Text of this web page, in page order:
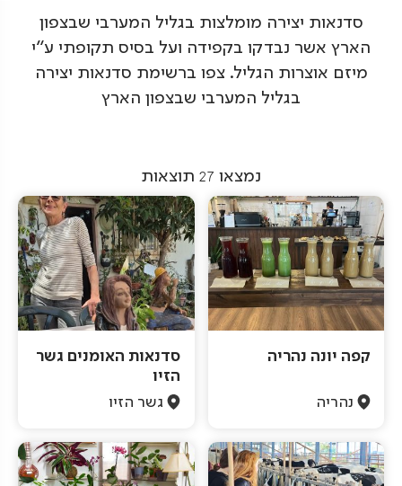
סדנאות יצירה מומלצות בגליל המערבי שבצפון
הארץ אשר נבדקו בקפידה ועל בסיס תקופתי ע"י
מיזם אוצרות הגליל. צפו ברשימת סדנאות יצירה
בגליל המערבי שבצפון הארץ
נמצאו 27 תוצאות
קפה יונה נהריה
נהריה
סדנאות האומנים גשר
הזיו
גשר הזיו